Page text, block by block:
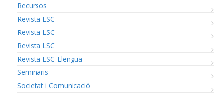
Recursos
Revista LSC
Revista LSC
Revista LSC
Revista LSC-Llengua
Seminaris
Societat i Comunicació